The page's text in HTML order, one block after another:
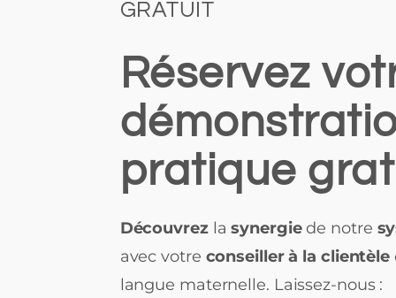
GRATUIT
Réservez
pratique
Découvrez lasynergiede notre
avec votre conseiller à la clientèle
langue maternelle. Laissez-nous :